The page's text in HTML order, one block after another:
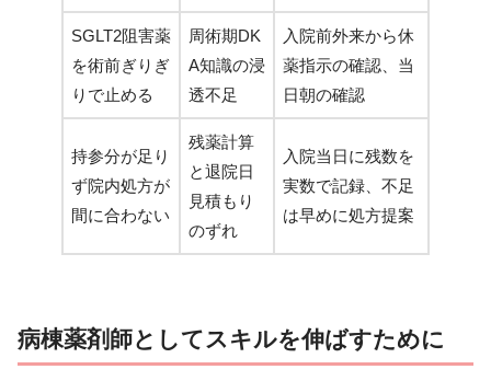
SGLT2阻害薬
を術前ぎりぎ
りで止める
周術期DK
A知識の浸
透不足
入院前外来から休
薬指示の確認、当
日朝の確認
持参分が足り
ず院内処方が
間に合わない
残薬計算
と退院日
見積もり
のずれ
入院当日に残数を
実数で記録、不足
は早めに処方提案
病棟薬剤師としてスキルを伸ばすために